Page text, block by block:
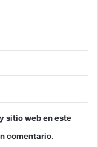
sitio web en este
comentario.